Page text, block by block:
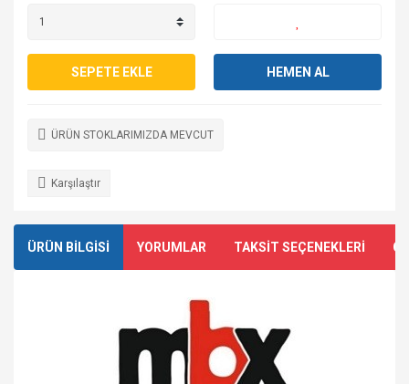
SEPETE EKLE HEMEN AL
ÜRÜN STOKLARIMIZDA MEVCUT
Karşılaştır
ÜRÜN BİLGİSİ YORUMLAR TAKSİT SEÇENEKLERİ